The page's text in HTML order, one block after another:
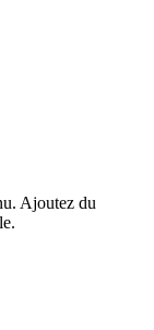
Ajoutez du